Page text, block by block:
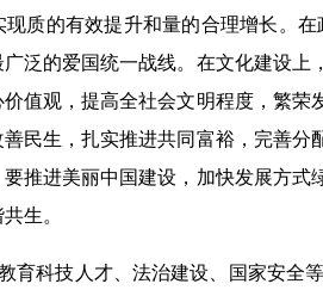
质的有效提升和量的合理增长。
泛的爱国统一战线。在文化建设
值观，提高全社会文明程度，繁
民生，扎实推进共同富裕，完善
推进美丽中国建设，加快发展方
生。
科技人才、法治建设、国家安全等